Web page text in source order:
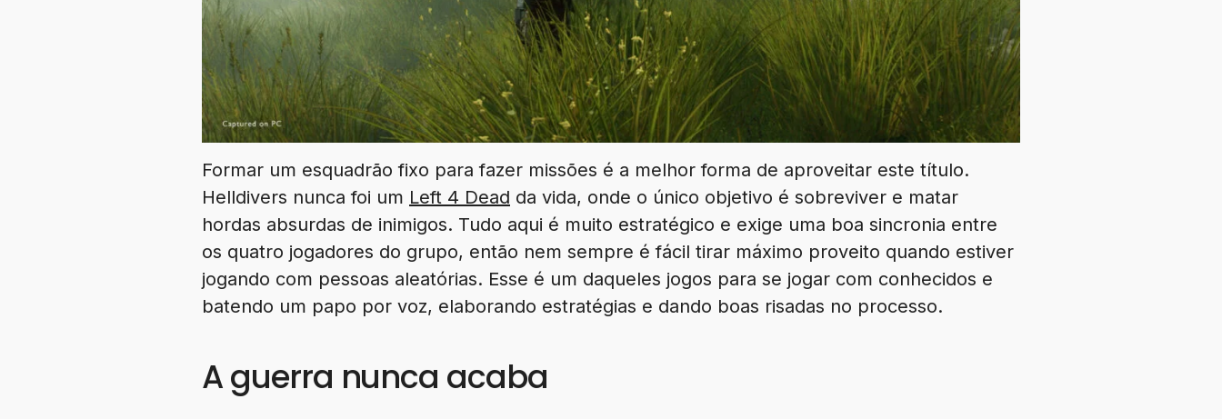
Formar um esquadrão fixo para fazer missões é a melhor forma de aproveitar este título.
Helldivers nunca foi um Left 4 Dead da vida, onde o único objetivo é sobreviver e matar
hordas absurdas de inimigos. Tudo aqui é muito estratégico e exige uma boa sincronia entre
os quatro jogadores do grupo, então nem sempre é fácil tirar máximo proveito quando estiver
jogando com pessoas aleatórias. Esse é um daqueles jogos para se jogar com conhecidos e
batendo um papo por voz, elaborando estratégias e dando boas risadas no processo.
A guerra nunca acaba